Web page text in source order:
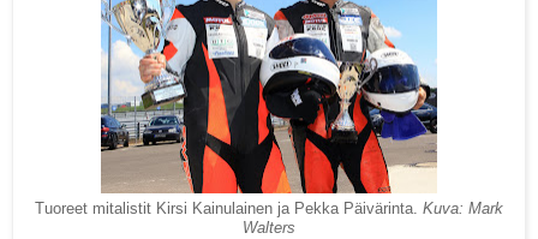
Tuoreet mitalistit Kirsi Kainulainen ja Pekka Päivärinta. Kuva: Mark
Walters